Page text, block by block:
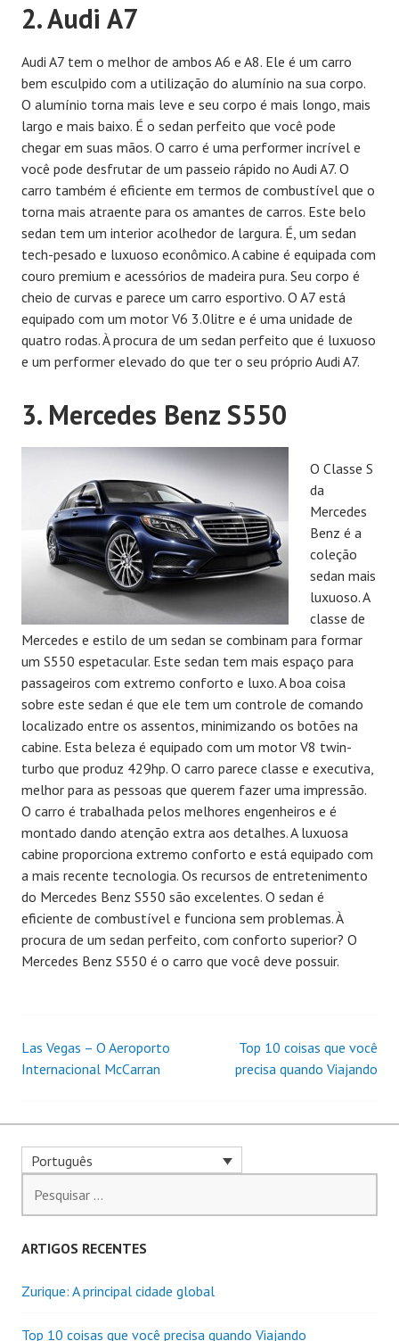
2. Audi A7
Audi A7 tem o melhor de ambos A6 e A8. Ele é um carro
bem esculpido com a utilização do alumínio na sua corpo.
O alumínio torna mais leve e seu corpo é mais longo, mais
largo e mais baixo. É o sedan perfeito que você pode
chegar em suas mãos. O carro é uma performer incrível e
você pode desfrutar de um passeio rápido no Audi A7. O
carro também é eficiente em termos de combustível que o
torna mais atraente para os amantes de carros. Este belo
sedan tem um interior acolhedor de largura. É, um sedan
tech-pesado e luxuoso econômico. A cabine é equipada com
couro premium e acessórios de madeira pura. Seu corpo é
cheio de curvas e parece um carro esportivo. O A7 está
equipado com um motor V6 3.0litre e é uma unidade de
quatro rodas. À procura de um sedan perfeito que é luxuoso
e um performer elevado do que ter o seu próprio Audi A7.
3. Mercedes Benz S550
O Classe S
da
Mercedes
Benz é a
coleção
sedan mais
luxuoso. A
classe de
Mercedes e estilo de um sedan se combinam para formar
um S550 espetacular. Este sedan tem mais espaço para
passageiros com extremo conforto e luxo. A boa coisa
sobre este sedan é que ele tem um controle de comando
localizado entre os assentos, minimizando os botões na
cabine. Esta beleza é equipado com um motor V8 twin-
turbo que produz 429hp. O carro parece classe e executiva,
melhor para as pessoas que querem fazer uma impressão.
O carro é trabalhada pelos melhores engenheiros e é
montado dando atenção extra aos detalhes. A luxuosa
cabine proporciona extremo conforto e está equipado com
a mais recente tecnologia. Os recursos de entretenimento
do Mercedes Benz S550 são excelentes. O sedan é
eficiente de combustível e funciona sem problemas. À
procura de um sedan perfeito, com conforto superior? O
Mercedes Benz S550 é o carro que você deve possuir.
Post
Las Vegas – O Aeroporto
Internacional McCarran
Top 10 coisas que você
precisa quando Viajando
Português
por:
ARTIGOS RECENTES
Zurique: A principal cidade global
Top 10 coisas que você precisa quando Viajando